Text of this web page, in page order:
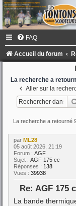
FAQ
Accueil du forum
La recherche a
Aller sur la
La recherche a retourné
par ML28
05 août 2026, 21:19
Forum : AGF
Sujet : AGF 175 cc
Réponses : 138
Vues : 39938
Re: AGF 175
La bande